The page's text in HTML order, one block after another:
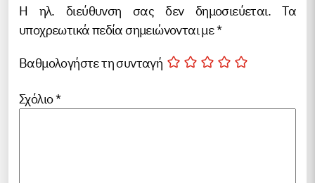
Η ηλ. διεύθυνση σας δεν δημοσιεύεται.
Τα
υποχρεωτικά πεδία σημειώνονται με*
Βαθμολογήστε τη συνταγή
Σχόλιο*